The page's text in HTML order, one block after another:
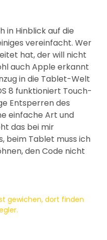
in Hinblick auf die
vereinfacht. Wer
hat, der will nicht
auch Apple erkannt
in die Tablet-Welt
8 funktioniert Touch-
Entsperren des
einfache Art und
das bei mir
beim Tablet muss ich
den Code nicht